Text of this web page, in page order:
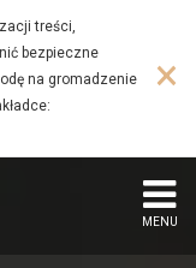
treści,
bezpieczne
na gromadzenie
×
MENU